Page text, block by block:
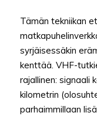
Tämän tekniikan
syrjäisessäkin
kenttää. VHF-
rajallinen: signaali
kilometrin
parhaimmillaan